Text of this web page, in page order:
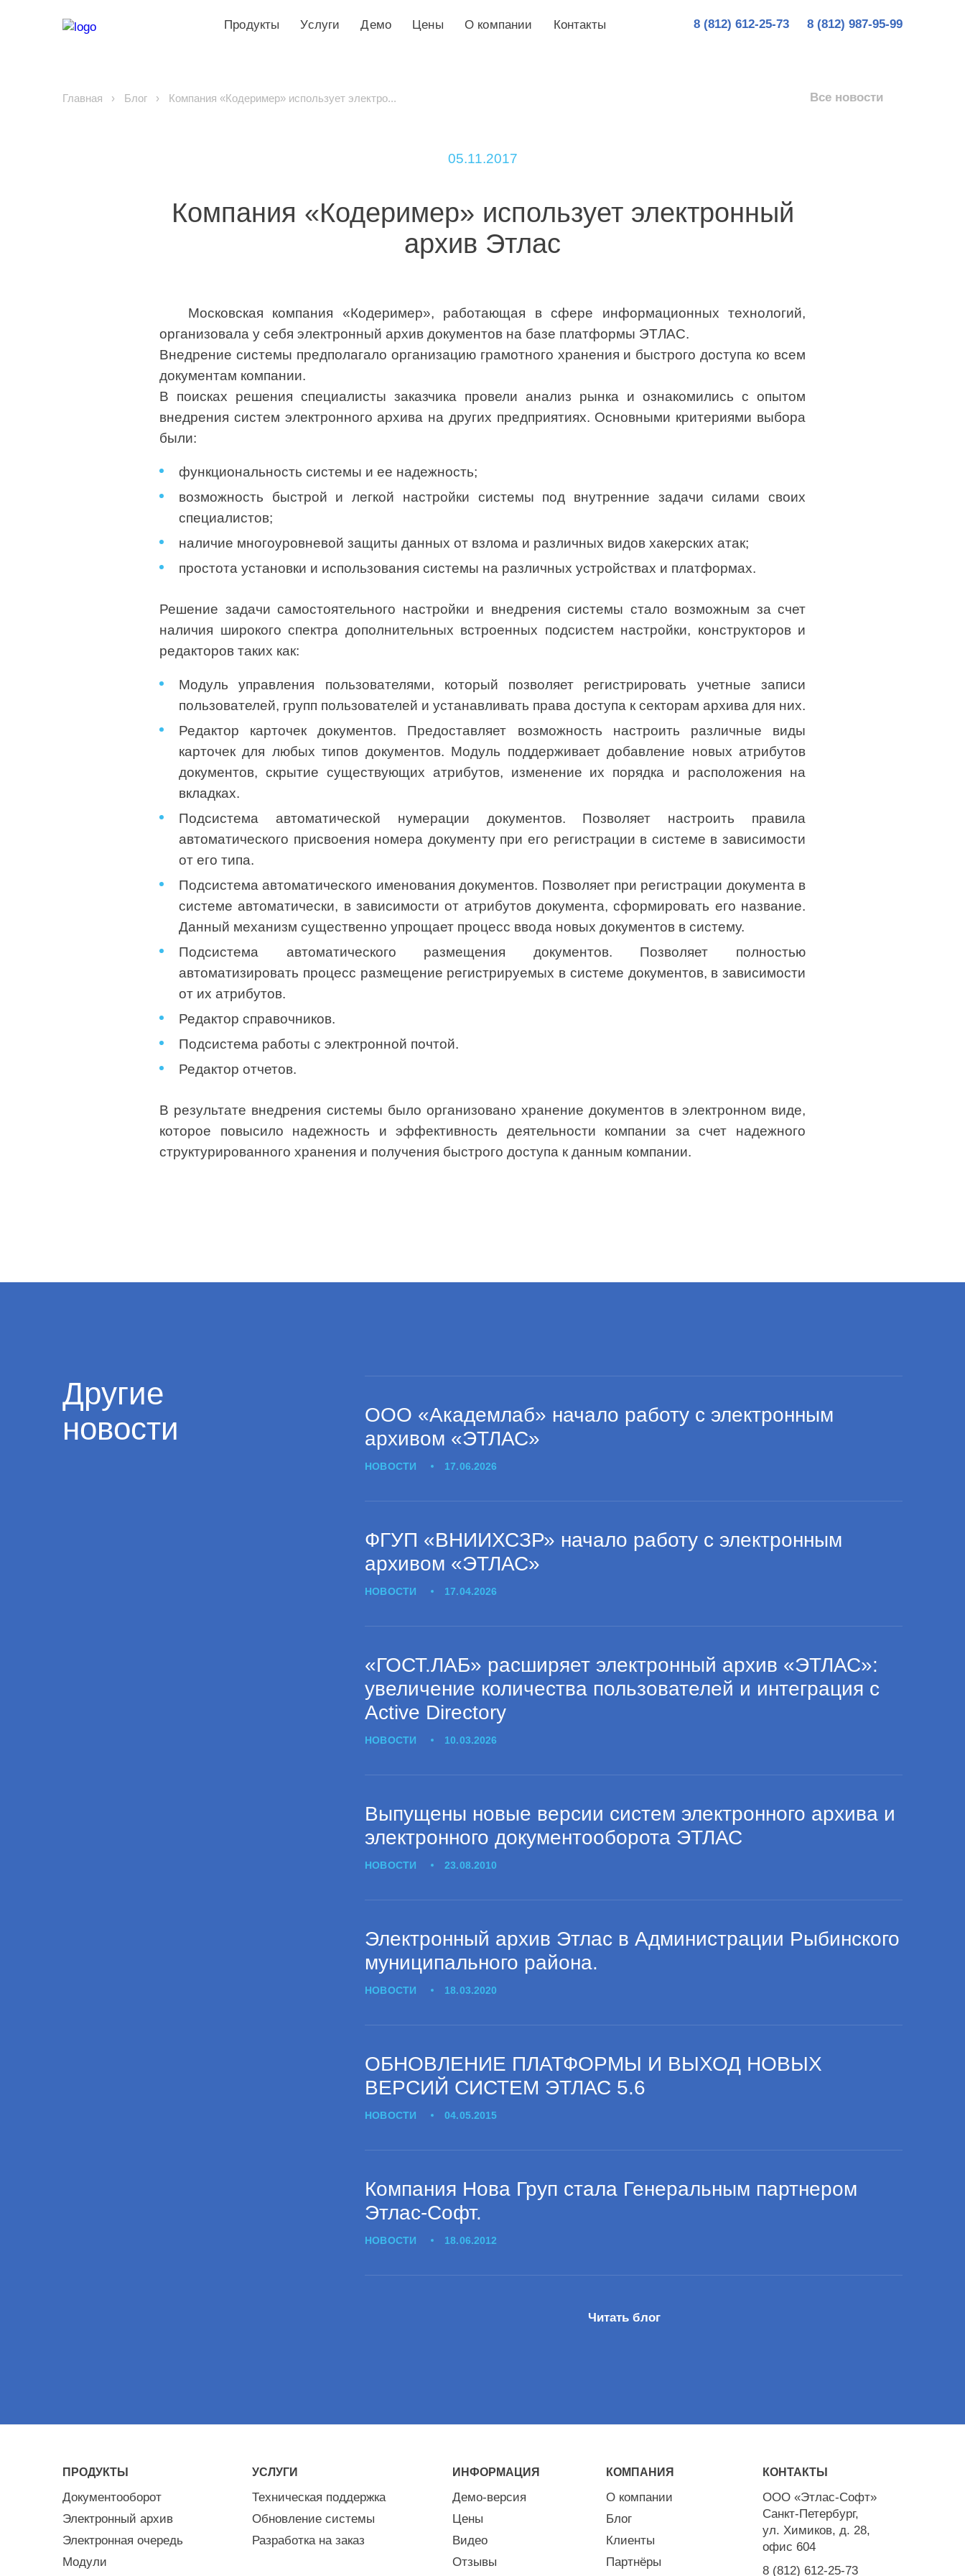
Продукты Услуги Демо Цены О компании Контакты 8 (812) 612-25-73 8 (812) 987-95-99
Главная Блог Компания «Кодеример» использует электро... Все новости
05.11.2017
Компания «Кодеример» использует электронный
архив Этлас
Московская компания «Кодеример», работающая в сфере информационных технологий,
организовала у себя электронный архив документов на базе платформы ЭТЛАС.
Внедрение системы предполагало организацию грамотного хранения и быстрого доступа ко всем
документам компании.
В поисках решения специалисты заказчика провели анализ рынка и ознакомились с опытом
внедрения систем электронного архива на других предприятиях. Основными критериями выбора
были:
функциональность системы и ее надежность;
возможность быстрой и легкой настройки системы под внутренние задачи силами своих
специалистов;
наличие многоуровневой защиты данных от взлома и различных видов хакерских атак;
простота установки и использования системы на различных устройствах и платформах.
Решение задачи самостоятельного настройки и внедрения системы стало возможным за счет
наличия широкого спектра дополнительных встроенных подсистем настройки, конструкторов и
редакторов таких как:
Модуль управления пользователями, который позволяет регистрировать учетные записи
пользователей, групп пользователей и устанавливать права доступа к секторам архива для них.
Редактор карточек документов. Предоставляет возможность настроить различные виды
карточек для любых типов документов. Модуль поддерживает добавление новых атрибутов
документов, скрытие существующих атрибутов, изменение их порядка и расположения на
вкладках.
Подсистема автоматической нумерации документов. Позволяет настроить правила
автоматического присвоения номера документу при его регистрации в системе в зависимости
от его типа.
Подсистема автоматического именования документов. Позволяет при регистрации документа в
системе автоматически, в зависимости от атрибутов документа, сформировать его название.
Данный механизм существенно упрощает процесс ввода новых документов в систему.
Подсистема автоматического размещения документов. Позволяет полностью
автоматизировать процесс размещение регистрируемых в системе документов, в зависимости
от их атрибутов.
Редактор справочников.
Подсистема работы с электронной почтой.
Редактор отчетов.
В результате внедрения системы было организовано хранение документов в электронном виде,
которое повысило надежность и эффективность деятельности компании за счет надежного
структурированного хранения и получения быстрого доступа к данным компании.
Другие
новости
ООО «Академлаб» начало работу с электронным
архивом «ЭТЛАС»
НОВОСТИ 17.06.2026
ФГУП «ВНИИХСЗР» начало работу с электронным
архивом «ЭТЛАС»
НОВОСТИ 17.04.2026
«ГОСТ.ЛАБ» расширяет электронный архив «ЭТЛАС»:
увеличение количества пользователей и интеграция с
Active Directory
НОВОСТИ 10.03.2026
Выпущены новые версии систем электронного архива и
электронного документооборота ЭТЛАС
НОВОСТИ 23.08.2010
Электронный архив Этлас в Администрации Рыбинского
муниципального района.
НОВОСТИ 18.03.2020
ОБНОВЛЕНИЕ ПЛАТФОРМЫ И ВЫХОД НОВЫХ
ВЕРСИЙ СИСТЕМ ЭТЛАС 5.6
НОВОСТИ 04.05.2015
Компания Нова Груп стала Генеральным партнером
Этлас-Софт.
НОВОСТИ 18.06.2012
Читать блог
ПРОДУКТЫ
Документооборот
Электронный архив
Электронная очередь
Модули
УСЛУГИ
Техническая поддержка
Обновление системы
Разработка на заказ
ИНФОРМАЦИЯ
Демо-версия
Цены
Видео
Отзывы
КОМПАНИЯ
О компании
Блог
Клиенты
Партнёры
КОНТАКТЫ
ООО «Этлас-Софт»
Санкт-Петербург,
ул. Химиков, д. 28,
офис 604
8 (812) 612-25-73